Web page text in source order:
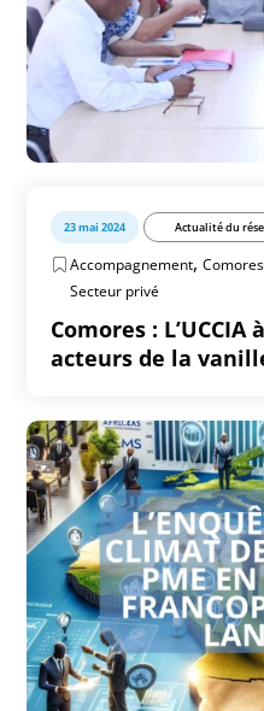
23 mai 2024 Actualité du
Accompagnement,Comores
Secteur privé
Comores : L’UCCIA
acteurs de la